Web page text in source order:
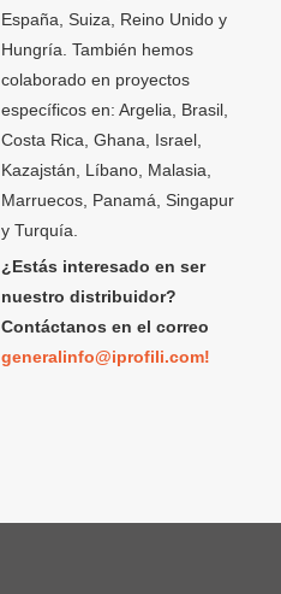
España, Suiza, Reino Unido y
Hungría. También hemos
colaborado en proyectos
específicos en: Argelia, Brasil,
Costa Rica, Ghana, Israel,
Kazajstán, Líbano, Malasia,
Marruecos, Panamá, Singapur
y Turquía.
¿Estás interesado en ser
nuestro distribuidor?
Contáctanos en el correo
generalinfo@iprofili.com!